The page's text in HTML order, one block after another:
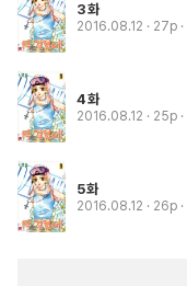
3화
2016.08.12 · 27p
4화
2016.08.12 · 25p
5화
2016.08.12 · 26p